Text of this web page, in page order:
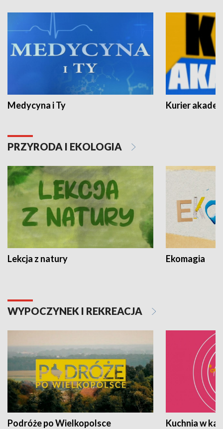
Medycyna i Ty Kurier
PRZYRODA I EKOLOGIA
Lekcja z natury Ekomagia
WYPOCZYNEK I REKREACJA
Podróże po Wielkopolsce Kuchnia w